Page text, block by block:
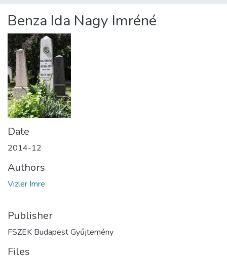
About us
Benza Ida Nagy Imréné
Date
2014-12
Authors
Vizler Imre
Publisher
FSZEK Budapest Gyűjtemény
Files